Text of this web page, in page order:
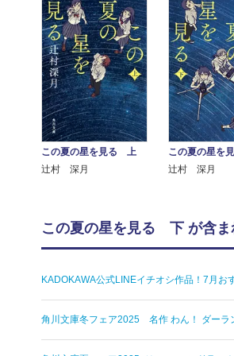
この夏の星を見る 上
辻村 深月
この夏の星を
辻村 深月
この夏の星を見る 下 が含ま
KADOKAWA公式LINEイチオシ作品！7月お
角川文庫冬フェア2025 名作 わん！ ダーラ